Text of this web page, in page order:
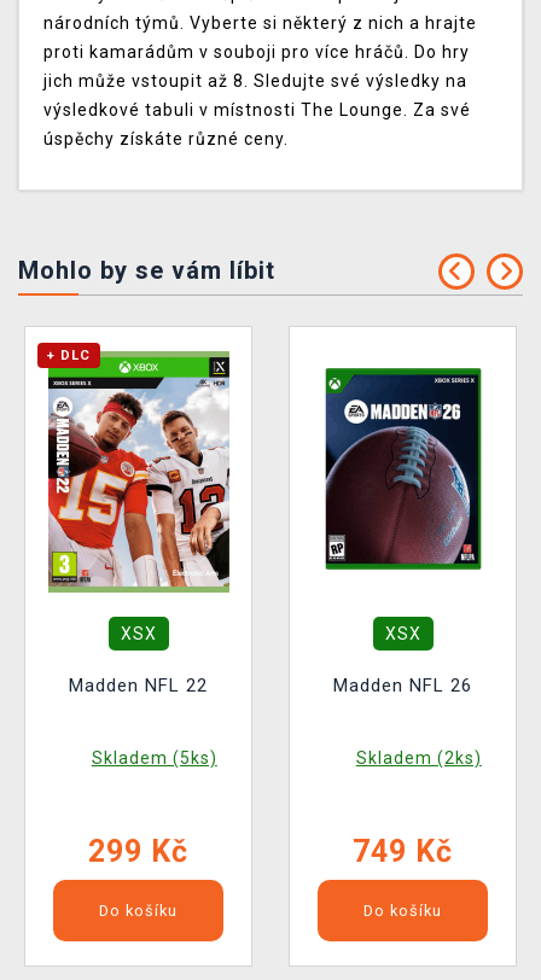
národních týmů. Vyberte si některý z nich a hrajte
proti kamarádům v souboji pro více hráčů. Do hry
jich může vstoupit až 8. Sledujte své výsledky na
výsledkové tabuli v místnosti The Lounge. Za své
úspěchy získáte různé ceny.
Mohlo by se vám líbit
+ DLC
XSX
Madden NFL 22
Skladem (5ks)
299 Kč
Do košíku
XSX
Madden NFL 26
Skladem (2ks)
749 Kč
Do košíku